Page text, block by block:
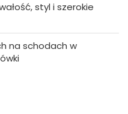
styl i szerokie
na schodach w